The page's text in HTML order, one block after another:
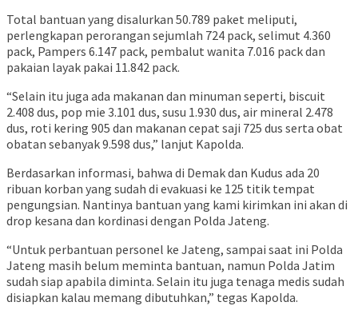
Total bantuan yang disalurkan 50.789 paket meliputi,
perlengkapan perorangan sejumlah 724 pack, selimut 4.360
pack, Pampers 6.147 pack, pembalut wanita 7.016 pack dan
pakaian layak pakai 11.842 pack.
“Selain itu juga ada makanan dan minuman seperti, biscuit
2.408 dus, pop mie 3.101 dus, susu 1.930 dus, air mineral 2.478
dus, roti kering 905 dan makanan cepat saji 725 dus serta obat
obatan sebanyak 9.598 dus,” lanjut Kapolda.
Berdasarkan informasi, bahwa di Demak dan Kudus ada 20
ribuan korban yang sudah di evakuasi ke 125 titik tempat
pengungsian. Nantinya bantuan yang kami kirimkan ini akan di
drop kesana dan kordinasi dengan Polda Jateng.
“Untuk perbantuan personel ke Jateng, sampai saat ini Polda
Jateng masih belum meminta bantuan, namun Polda Jatim
sudah siap apabila diminta. Selain itu juga tenaga medis sudah
disiapkan kalau memang dibutuhkan,” tegas Kapolda.